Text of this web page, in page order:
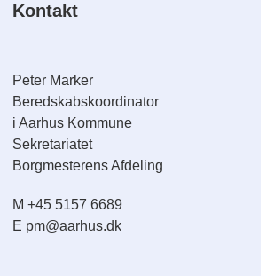
Kontakt
Peter Marker
Beredskabskoordinator
i Aarhus Kommune
Sekretariatet
Borgmesterens Afdeling
M +45 5157 6689
E pm@aarhus.dk